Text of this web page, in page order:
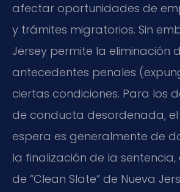
afectar oportunidades de
y trámites migratorios. Sin
Jersey permite la eliminación
antecedentes penales
ciertas condiciones. Para los
de conducta desordenada,
espera es generalmente de
la finalización de la
de “Clean Slate” de Nueva